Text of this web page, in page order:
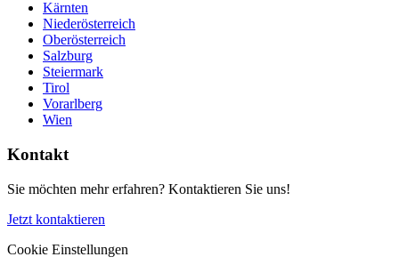
Kärnten
Niederösterreich
Oberösterreich
Salzburg
Steiermark
Tirol
Vorarlberg
Wien
Kontakt
Sie möchten mehr erfahren? Kontaktieren Sie uns!
Jetzt kontaktieren
Cookie Einstellungen